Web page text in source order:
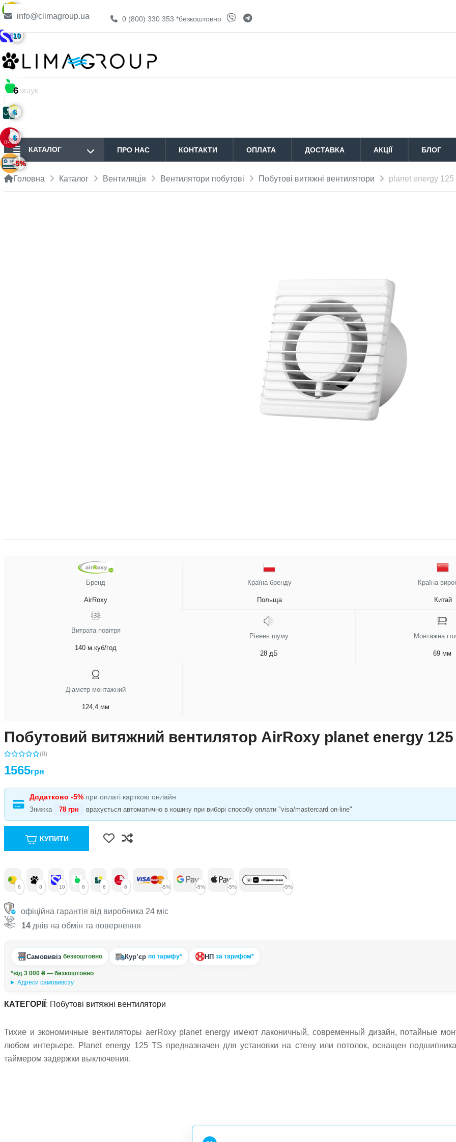
info@climagroup.ua 0 (800) 330 353 *безкоштовно
КАТАЛОГ ПРО НАС КОНТАКТИ ОПЛАТА ДОСТАВКА АКЦІЇ БЛОГ
Головна Каталог Вентиляція Вентилятори побутові Побутові витяжні вентилятори planet energy 125
10
6
6
-5%
Бренд
AirRoxy
Країна бренду
Польща
Країна
Китай
Витрата повітря
140 м.куб/год
Рівень шуму
28 дБ
Монтажна
69 мм
Діаметр монтажний
124,4 мм
Побутовий витяжний вентилятор AirRoxy planet energy 125
(0)
1565грн
Додатково -5% при оплаті карткою онлайн
Знижка 78 грн врахується автоматично в кошику при виборі способу оплати "visa/mastercard on-line"
КУПИТИ
6 8 10 6 6 6 -5% -5% -5% -5%
офіційна гарантія від виробника 24 міс
14 днів на обмін та повернення
Самовивіз безкоштовно Кур’єр по тарифу* НП за тарифом*
*від 3 000 ₴ — безкоштовно
Адреси самовивозу
КАТЕГОРІЇ : Побутові витяжні вентилятори
Тихие и экономичные вентиляторы aerRoxy planet energy имеют лаконичный, современный дизайн, потайные
любом интерьере. Planet energy 125 TS предназначен для установки на стену или потолок, оснащен
таймером задержки выключения.